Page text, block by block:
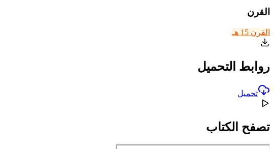
القرن
القرن 15 هـ
روابط التحميل
تحميل
تصفح الكتاب